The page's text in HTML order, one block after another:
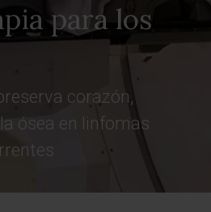
para los
corazón,
ósea en linfomas